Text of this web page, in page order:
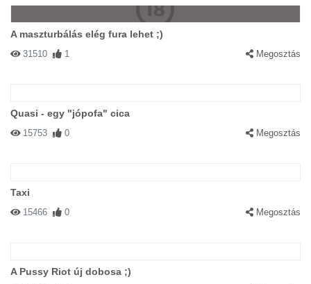
A maszturbálás elég fura lehet ;)
31510 1 Megosztás
Quasi - egy "jópofa" cica
15753 0 Megosztás
Taxi
15466 0 Megosztás
A Pussy Riot új dobosa ;)